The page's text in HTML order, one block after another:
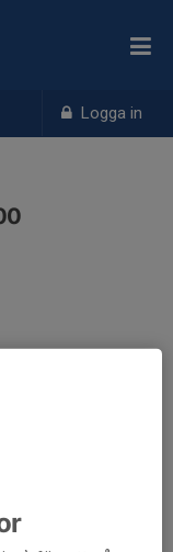
Logga in